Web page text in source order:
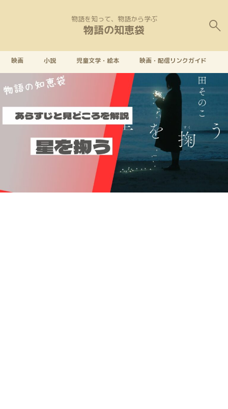
物語を知って、物語から学ぶ
物語の知恵袋
映画 小説 児童文学・絵本 映画・配信リンクガイド